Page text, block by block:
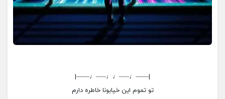
|——♩—–♩♩—–♩——|
تو تموم این خیابونا خاطره دارم